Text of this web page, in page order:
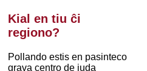
Kial en tiu ĉi
regiono?
Pollando estis en pasinteco
grava centro de juda